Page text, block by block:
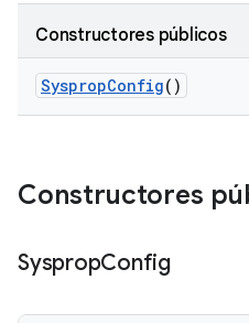
Constructores públicos
SyspropConfig()
Constructores
SyspropConfig